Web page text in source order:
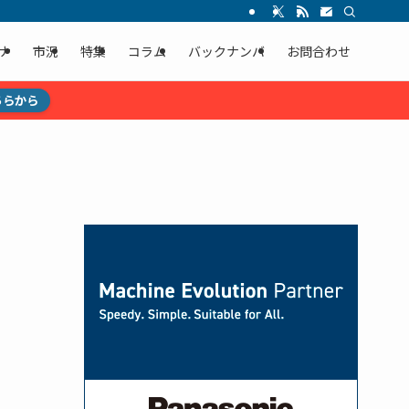
市況 特集 コラム バックナンバ お問合わせ
から